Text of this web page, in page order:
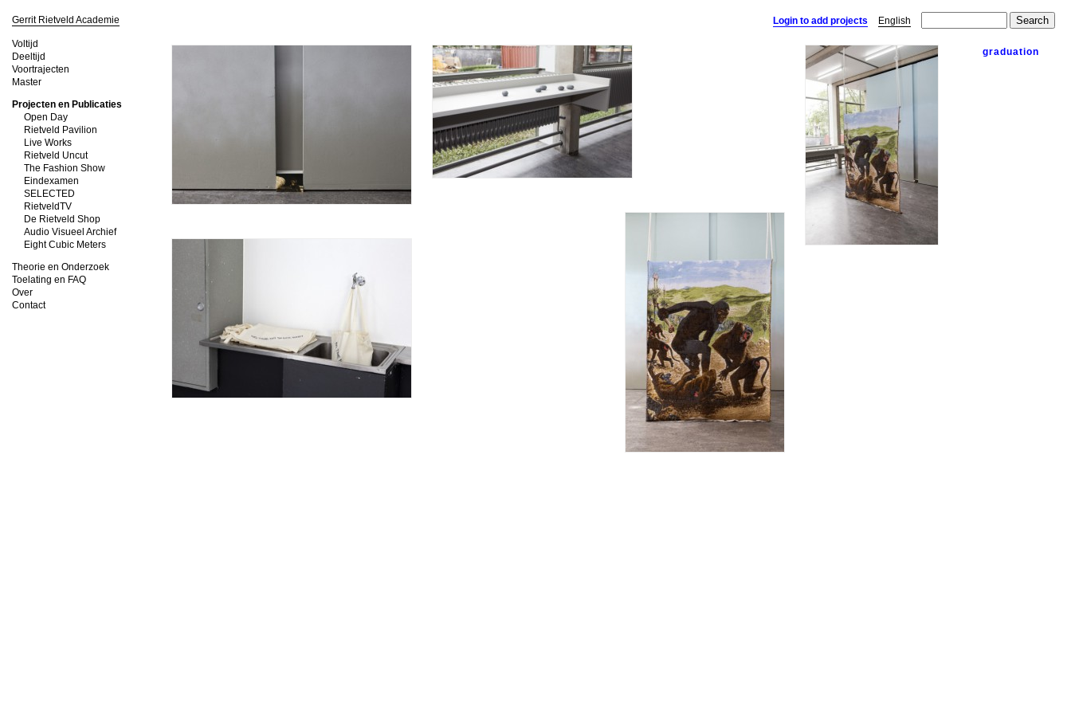
Gerrit Rietveld Academie
Voltijd
Deeltijd
Voortrajecten
Master
Projecten en Publicaties
Open Day
Rietveld Pavilion
Live Works
Rietveld Uncut
The Fashion Show
Eindexamen
SELECTED
RietveldTV
De Rietveld Shop
Audio Visueel Archief
Eight Cubic Meters
Theorie en Onderzoek
Toelating en FAQ
Over
Contact
Login to add projects English
graduation